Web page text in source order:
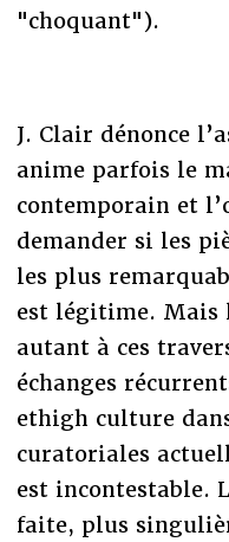
"choquant").
J. Clair dénonce
anime parfois le
contemporain et
demander si les
les plus
est légitime.
autant à ces
échanges
ethigh culture
curatoriales
est incontestable.
faite, plus